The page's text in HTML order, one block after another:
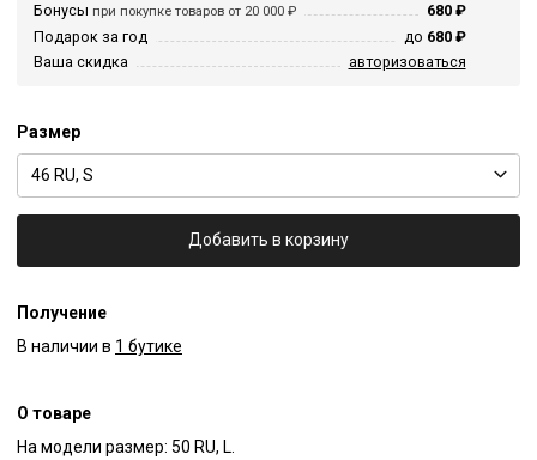
Бонусы при покупке товаров от 20 000 ₽
680 ₽
Подарок за год
до 680 ₽
Ваша скидка
авторизоваться
Размер
46 RU, S
Добавить в корзину
Получение
В наличии в 1 бутике
О товаре
На модели размер: 50 RU, L.